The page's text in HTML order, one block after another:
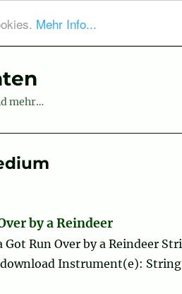
Mehr Info...
mehr…
by a Reindeer
Got Run Over by a Reindeer
Instrument(e):
Over by a Reindeer“